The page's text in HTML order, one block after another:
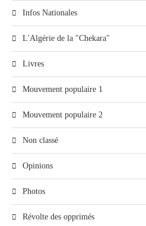
Infos Nationales
L'Algérie de la "Chekara"
Livres
Mouvement populaire 1
Mouvement populaire 2
Non classé
Opinions
Photos
Révolte des opprimés